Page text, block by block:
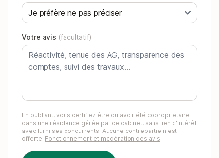
Votre avis (facultatif)
En publiant, vous certifiez être ou avoir été copropriétaire
dans une résidence gérée par ce cabinet, sans lien d'intérêt
avec lui ni ses concurrents. Aucune contrepartie n'est
offerte. Fonctionnement et modération des avis.